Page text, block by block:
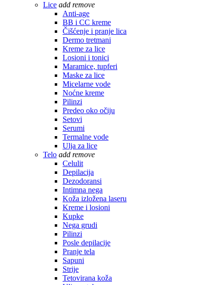
Lice add remove
Anti-age
BB i CC kreme
Čišćenje i pranje lica
Dermo tretmani
Kreme za lice
Losioni i tonici
Maramice, tupferi
Maske za lice
Micelarne vode
Noćne kreme
Pilinzi
Predeo oko očiju
Setovi
Serumi
Termalne vode
Ulja za lice
Telo add remove
Celulit
Depilacija
Dezodoransi
Intimna nega
Koža izložena laseru
Kreme i losioni
Kupke
Nega grudi
Pilinzi
Posle depilacije
Pranje tela
Sapuni
Strije
Tetovirana koža